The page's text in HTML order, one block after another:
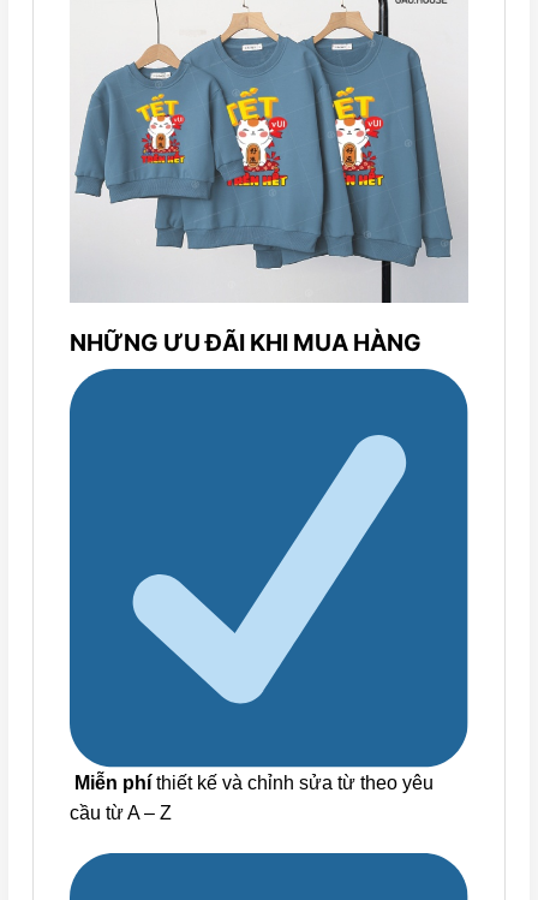
NHỮNG ƯU ĐÃI KHI MUA HÀNG
Miễn phí thiết kế và chỉnh sửa từ theo yêu
cầu từ A – Z